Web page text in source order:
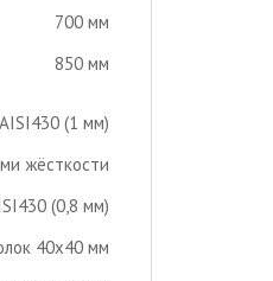
700 мм
850 мм
(1 мм)
жёсткости
(0,8 мм)
40х40 мм